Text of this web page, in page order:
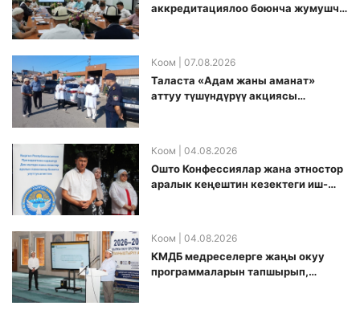
аккредитациялоо боюнча жумушчу
Коом | 07.08.2026
Таласта «Адам жаны аманат»
аттуу түшүндүрүү акциясы
Коом | 04.08.2026
Ошто Конфессиялар жана этностор
аралык кеңештин кезектеги иш-
Коом | 04.08.2026
КМДБ медреселерге жаңы окуу
программаларын тапшырып,